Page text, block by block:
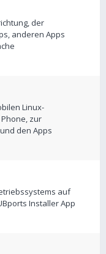
der
anderen Apps
Linux-
zur
den Apps
auf
Installer App